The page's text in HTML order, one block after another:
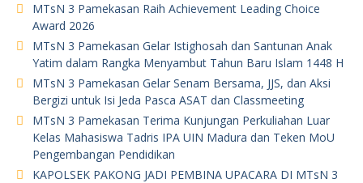
MTsN 3 Pamekasan Raih Achievement Leading Choice
Award 2026
MTsN 3 Pamekasan Gelar Istighosah dan Santunan Anak
Yatim dalam Rangka Menyambut Tahun Baru Islam 1448 H
MTsN 3 Pamekasan Gelar Senam Bersama, JJS, dan Aksi
Bergizi untuk Isi Jeda Pasca ASAT dan Classmeeting
MTsN 3 Pamekasan Terima Kunjungan Perkuliahan Luar
Kelas Mahasiswa Tadris IPA UIN Madura dan Teken MoU
Pengembangan Pendidikan
KAPOLSEK PAKONG JADI PEMBINA UPACARA DI MTsN 3